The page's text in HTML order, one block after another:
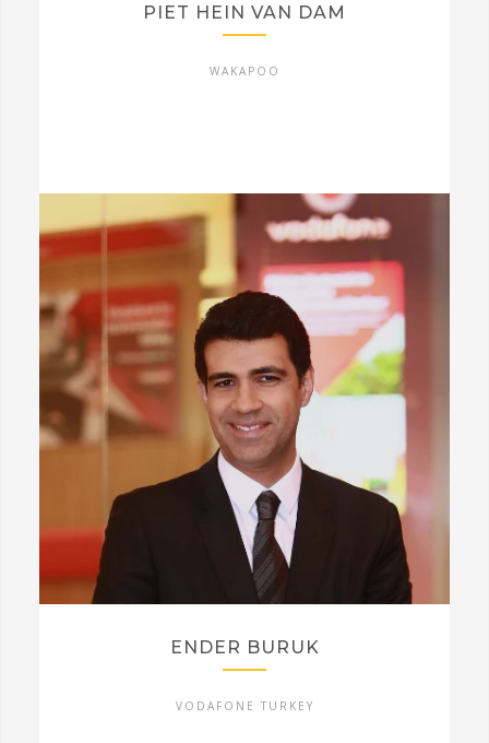
PIET HEIN VAN DAM
WAKAPOO
ENDER BURUK
VODAFONE TURKEY